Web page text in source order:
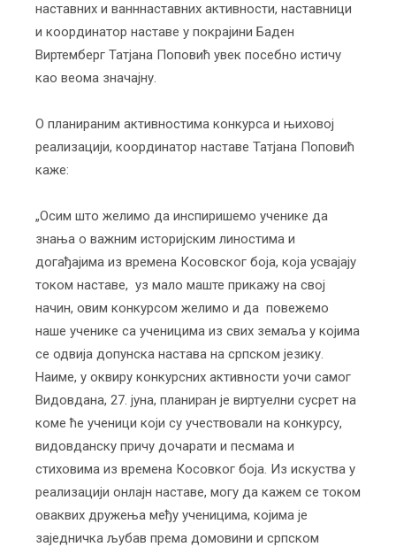
наставних и ванннаставних активности, наставници
и координатор наставе у покрајини Баден
Виртемберг Татјана Поповић увек посебно истичу
као веома значајну.
О планираним активностима конкурса и њиховој
реализацији, координатор наставе Татјана Поповић
каже:
„Осим што желимо да инспиришемо ученике да
знања о важним историјским линостима и
догађајима из времена Косовског боја, која усвајају
током наставе, уз мало маште прикажу на свој
начин, овим конкурсом желимо и да повежемо
наше ученике са ученицима из свих земаља у којима
се одвија допунска настава на српском језику.
Наиме, у оквиру конкурсних активности уочи самог
Видовдана, 27. јуна, планиран је виртуелни сусрет на
коме ће ученици који су учествовали на конкурсу,
видовданску причу дочарати и песмама и
стиховима из времена Косовког боја. Из искуства у
реализацији онлајн наставе, могу да кажем се током
оваквих дружења међу ученицима, којима је
заједничка љубав према домовини и српском